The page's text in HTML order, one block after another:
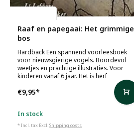
Raaf en papegaai: Het grimmige
bos
Hardback Een spannend voorleesboek
voor nieuwsgierige vogels. Boordevol
weetjes en prachtige illustraties. Voor
kinderen vanaf 6 jaar. Het is herf
€9,95*
In stock
* Incl. tax Excl.Shipping costs